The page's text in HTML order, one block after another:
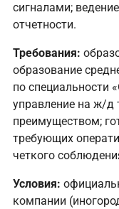
сигналами;
отчетности.
Требования:
образование
по специальности
управление на ж/д
преимуществом;
требующих
четкого
Условия:
компании